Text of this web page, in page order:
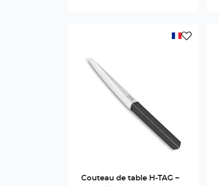
Couteau de table H-TAG –